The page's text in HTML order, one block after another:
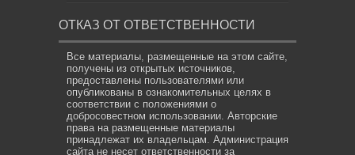
ОТКАЗ ОТ ОТВЕТСТВЕННОСТИ
Все материалы, размещенные на этом сайте,
получены из открытых источников,
предоставлены пользователями или
опубликованы в ознакомительных целях в
соответствии с положениями о
добросовестном использовании. Авторские
права на размещенные материалы
принадлежат их владельцам. Администрация
сайта не несет ответственности за